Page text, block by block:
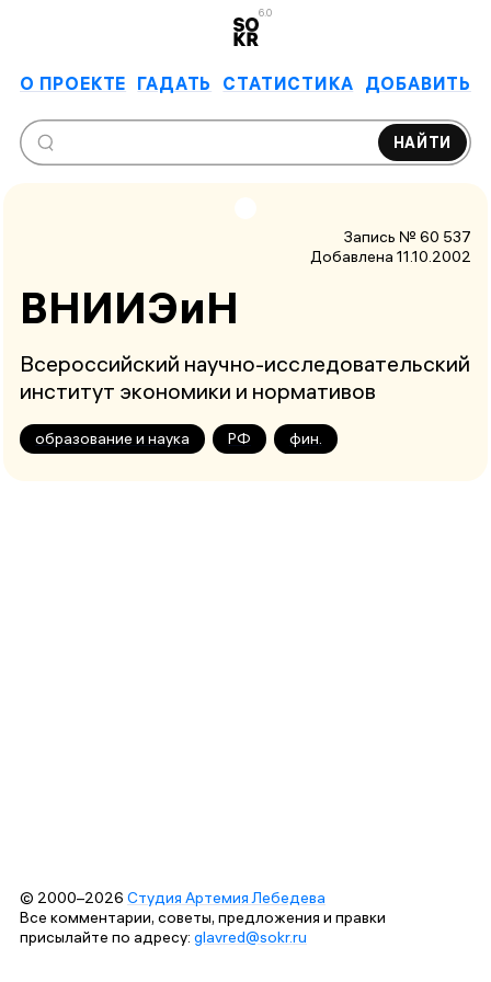
6.0
О ПРОЕКТЕ ГАДАТЬ СТАТИСТИКА ДОБАВИТЬ
НАЙТИ
Запись № 60 537
Добавлена 11.10.2002
ВНИИЭиН
Всероссийский научно-исследовательский
институт экономики и нормативов
образование и наука РФ фин.
© 2000–2026 Студия Артемия Лебедева
Все комментарии, советы, предложения и правки
присылайте по адресу: glavred@sokr.ru